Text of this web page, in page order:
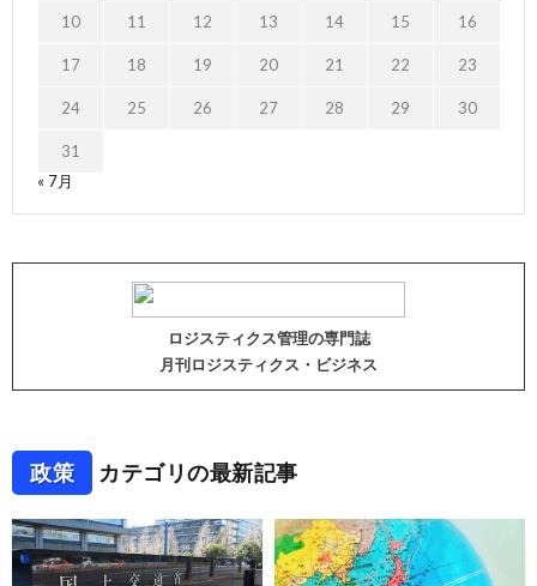
10 11 12 13 14 15 16
17 18 19 20 21 22 23
24 25 26 27 28 29 30
31
« 7月
ロジスティクス管理の専門誌
月刊ロジスティクス・ビジネス
政策 カテゴリの最新記事